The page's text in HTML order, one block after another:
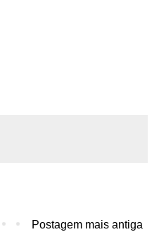
Postagem mais antiga